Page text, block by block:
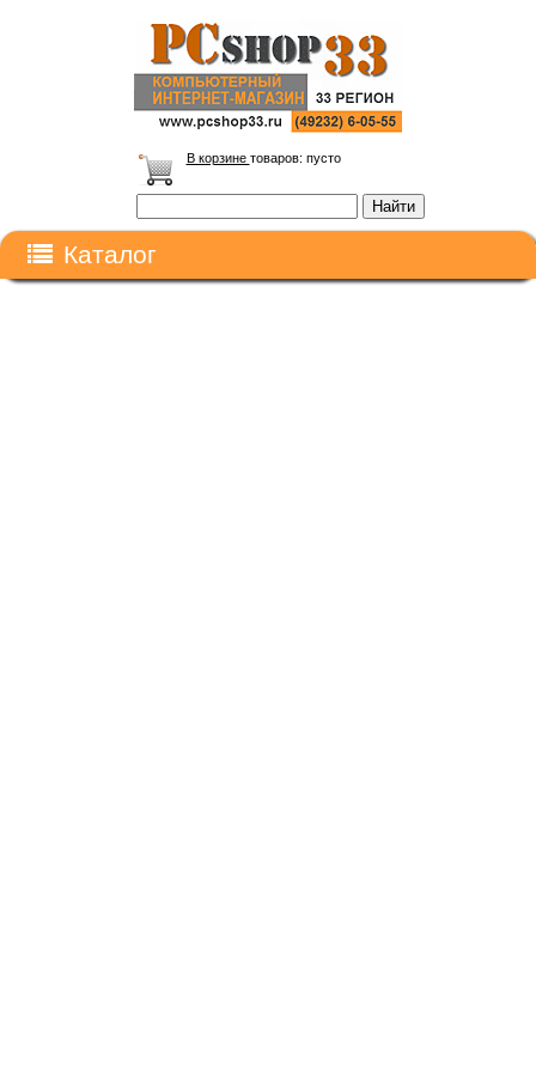
В корзине товаров: пусто
Каталог